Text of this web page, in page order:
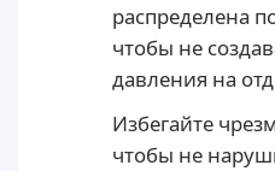
распределена
чтобы не
давления на
Избегайте
чтобы не